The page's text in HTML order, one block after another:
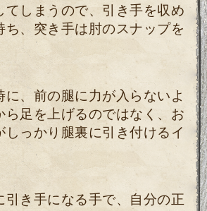
てしまうので、引き手を収め
ち、突き手は肘のスナップを
に、前の腿に力が入らないよ
ら足を上げるのではなく、お
しっかり腿裏に引き付けるイ
引き手になる手で、自分の正